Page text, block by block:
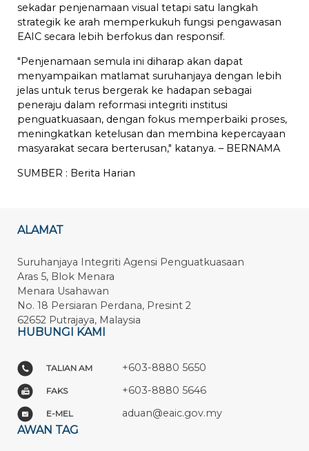
sekadar penjenamaan visual tetapi satu langkah
strategik ke arah memperkukuh fungsi pengawasan
EAIC secara lebih berfokus dan responsif.
"Penjenamaan semula ini diharap akan dapat
menyampaikan matlamat suruhanjaya dengan lebih
jelas untuk terus bergerak ke hadapan sebagai
peneraju dalam reformasi integriti institusi
penguatkuasaan, dengan fokus memperbaiki proses,
meningkatkan ketelusan dan membina kepercayaan
masyarakat secara berterusan," katanya. – BERNAMA
SUMBER : Berita Harian
ALAMAT
Suruhanjaya Integriti Agensi Penguatkuasaan
Aras 5, Blok Menara
Menara Usahawan
No. 18 Persiaran Perdana, Presint 2
62652 Putrajaya, Malaysia
HUBUNGI KAMI
TALIAN AM +603-8880 5650
FAKS +603-8880 5646
E-MEL aduan@eaic.gov.my
AWAN TAG